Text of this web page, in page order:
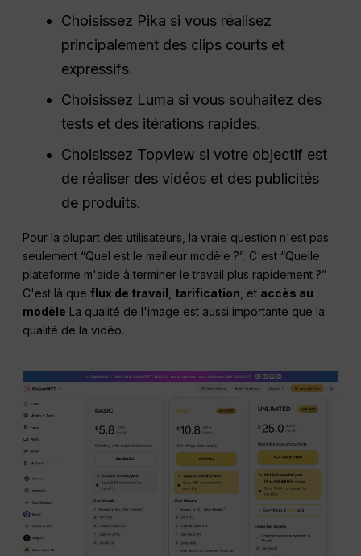
Choisissez Pika si vous réalisez
principalement des clips courts et
expressifs.
Choisissez Luma si vous souhaitez des
tests et des itérations rapides.
Choisissez Topview si votre objectif est
de réaliser des vidéos et des publicités
de produits.
Pour la plupart des utilisateurs, la vraie question n'est pas
seulement “Quel est le meilleur modèle ?”. C'est “Quelle
plateforme m'aide à terminer le travail plus rapidement ?”
C'est là queflux de travail tarification , et accès au
modèle La qualité de l'image est aussi importante que la
qualité de la vidéo.